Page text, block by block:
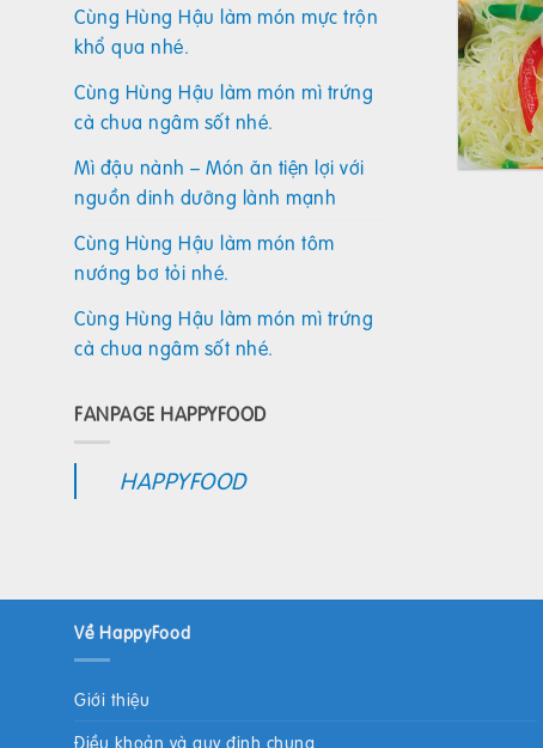
Cùng Hùng Hậu làm món mực trộn
khổ qua nhé.
Cùng Hùng Hậu làm món mì trứng
cà chua ngâm sốt nhé.
Mì đậu nành – Món ăn tiện lợi với
nguồn dinh dưỡng lành mạnh
Cùng Hùng Hậu làm món tôm
nướng bơ tỏi nhé.
Cùng Hùng Hậu làm món mì trứng
cà chua ngâm sốt nhé.
FANPAGE HAPPYFOOD
HAPPYFOOD
Về HappyFood
Giới thiệu
Điều khoản và quy định chung